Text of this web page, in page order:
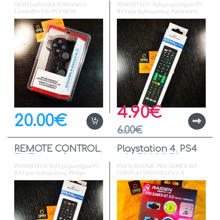
OEM Dualshock III Wireless
Controller For PS3 NEW
20.00€
POWERTECH Τηλεχειριστήριο PT-
831 για τηλεοράσεις Panasonic
4.90€
6.00€
REMOTE CONTROL,
POWERTECH Τηλεχειριστήριο PT-
832 για τηλεοράσεις Philips
Playstation 4, PS4
PS4 SUBSONIC PRO GAMER KIT
FOR PS4 CONTROLLER 2.0